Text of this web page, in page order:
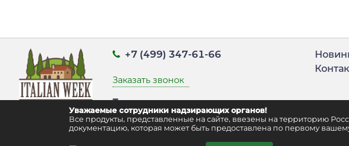
Уважаемые сотрудники надзирающих органов!
Все продукты, представленные на сайте, ввезены на территорию
документацию, которая может быть предоставлена по первому
+7 (499) 347-61-66
Заказать звонок
Точка выдачи заказов:
г. Москва, ул. Воздвиженка д. 9 стр. 2